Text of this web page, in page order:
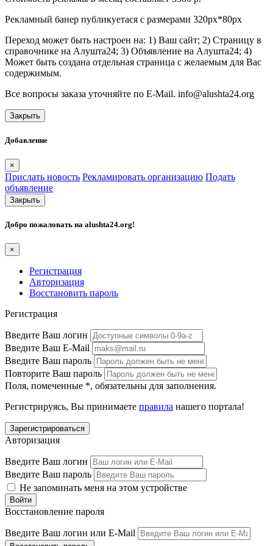
Рекламный банер публикуетася с размерами 320px*80px
Переход может быть настроен на: 1) Ваш сайт; 2) Страницу в
справочнике на Алушта24; 3) Объявление на Алушта24; 4)
Может быть создана отдельная страница с желаемым для Вас
содержимым.
Все вопросы заказа уточняйте по E-Mail. info@alushta24.org
Закрыть
Добавление
×
Прислать новость Рекламировать организацию Подать
объявление
Закрыть
Добро пожаловать на alushta24.org!
×
Регистрация
Авторизация
Восстановить пароль
Регистрация
Введите Ваш логин
Введите Ваш E-Mail
Введите Ваш пароль
Повторите Ваш пароль
Поля, помеченные *, обязательны для заполнения.
Регистрируясь, Вы принимаете правила нашего портала!
Авторизация
Введите Ваш логин
Введите Ваш пароль
Не запоминать меня на этом устройстве
Восстановление пароля
Введите Ваш логин или E-Mail